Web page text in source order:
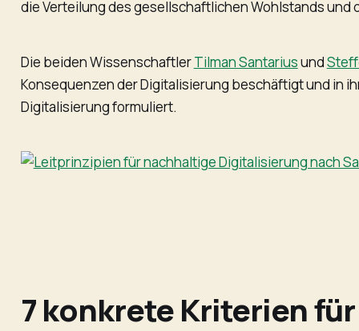
die Verteilung des gesellschaftlichen Wohlstands und
Die beiden WissenschaftlerTilman Santariusund
Konsequenzen der Digitalisierung beschäftigt und in
Digitalisierung formuliert.
7 konkrete Kriterien